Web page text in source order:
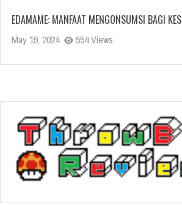
EDAMAME: MANFAAT MENGONSUMSI BAGI
May 19, 2024 554 Views